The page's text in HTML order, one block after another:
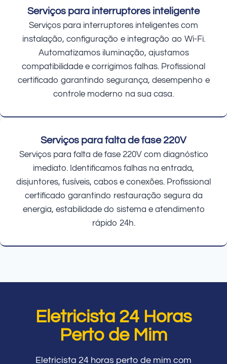
Serviços para interruptores inteligente
Serviços para interruptores inteligentes com
instalação, configuração e integração ao Wi-Fi.
Automatizamos iluminação, ajustamos
compatibilidade e corrigimos falhas. Profissional
certificado garantindo segurança, desempenho e
controle moderno na sua casa.
Serviços para falta de fase 220V
Serviços para falta de fase 220V com diagnóstico
imediato. Identificamos falhas na entrada,
disjuntores, fusíveis, cabos e conexões. Profissional
certificado garantindo restauração segura da
energia, estabilidade do sistema e atendimento
rápido 24h.
Eletricista 24 Horas
Perto de Mim
Eletricista 24 horas perto de mim com